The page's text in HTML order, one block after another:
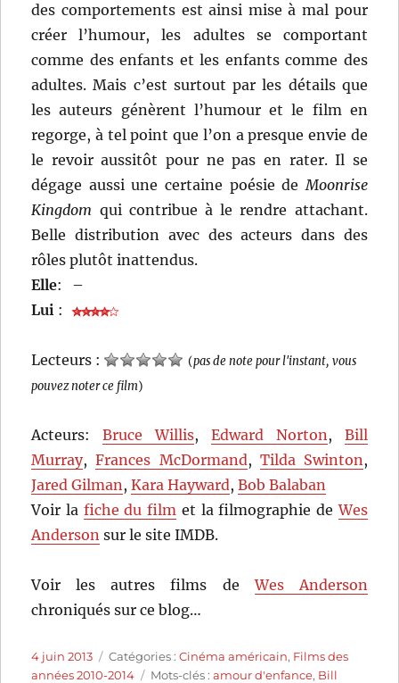
des comportements est ainsi mise à mal pour
créer l’humour, les adultes se comportant
comme des enfants et les enfants comme des
adultes. Mais c’est surtout par les détails que
les auteurs génèrent l’humour et le film en
regorge, à tel point que l’on a presque envie de
le revoir aussitôt pour ne pas en rater. Il se
dégage aussi une certaine poésie deMoonrise
Kingdom qui contribue à le rendre attachant.
Belle distribution avec des acteurs dans des
rôles plutôt inattendus.
Elle:
–
Lui :
Lecteurs : (pas de note pour l'instant, vous
pouvez noter ce film)
Acteurs:Bruce Willis, Edward Norton, Bill
Murray,Frances McDormand, Tilda Swinton,
Jared Gilman,Kara Hayward,Bob Balaban
Voir la fiche du film et la filmographie deWes
Anderson sur le site IMDB.
Voir les autres films deWes Anderson
chroniqués sur ce blog…
Publié
le
4 juin 2013 Catégories
Catégories :Cinéma américain, Films des
années 2010-2014
Étiquettes
Mots-clés :amour d'enfance, Bill